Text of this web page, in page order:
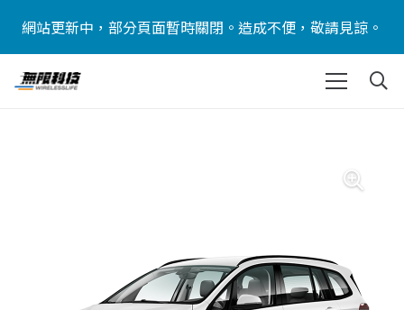
網站更新中，部分頁面暫時關閉。造成不便，敬請見諒。